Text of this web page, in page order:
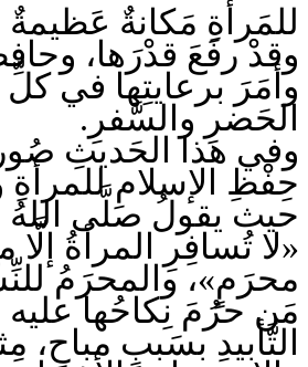
للمَرأةِ مَكانةٌ عَظيمةٌ
وقدْ رفَعَ قدْرَها،
وأمَرَ برعايتِها في
الحَضرِ والسَّفرِ.
وفي هذا الحَديثِ
حِفْظِ الإسلامِ للمرأةِ
حيث يقولُ صلَّى اللهُ
«لا تُسافِرِ المرأةُ
محرَمٍ»، والمحرَمُ
مَن حرُمَ نِكاحُها
التَّأبيدِ بسَببٍ مباحٍ،